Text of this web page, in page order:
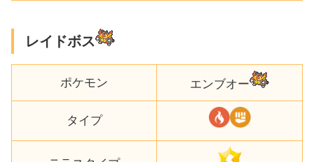
レイドボス
ポケモン エンブオー
タイプ